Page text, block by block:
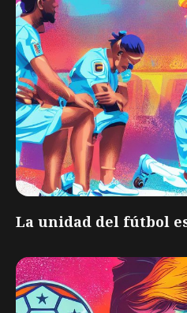
La unidad del fútbol